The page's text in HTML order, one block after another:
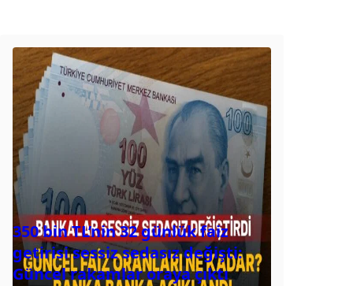
350 bin TL’nin 32 günlük faiz
getirisi sessiz sedasız değişti:
Güncel rakamlar oraya çıktı